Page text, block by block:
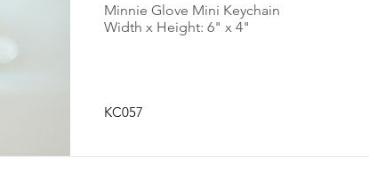
Minnie Glove Mini Keychain
Width x Height: 6" x 4"
KC057